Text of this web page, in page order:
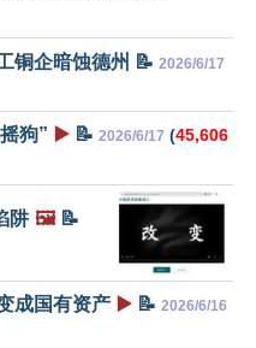
铜企暗蚀德州 📝 2026/6/17
狗” ▶️ 📝 2026/6/17 (45,606
阱 🖼️📝
成国有资产 ▶️ 📝 2026/6/16